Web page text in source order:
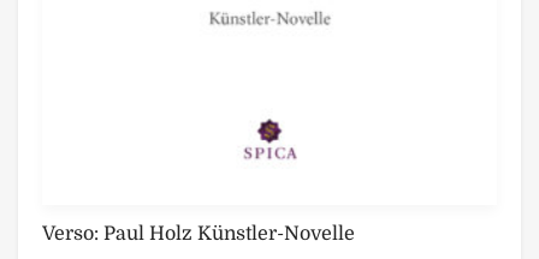
Verso: Paul Holz Künstler-Novelle